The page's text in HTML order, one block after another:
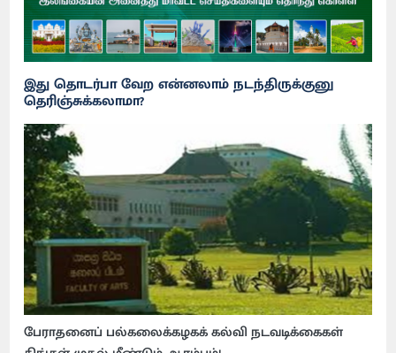
இது தொடர்பா வேற என்னலாம் நடந்திருக்குனு
தெரிஞ்சுக்கலாமா?
பேராதனைப் பல்கலைக்கழகக் கல்வி நடவடிக்கைகள்